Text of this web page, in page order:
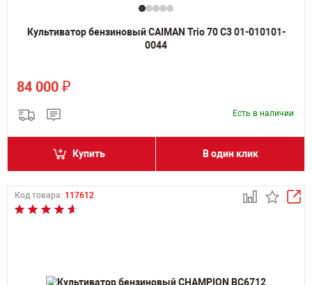
Культиватор бензиновый CAIMAN Trio 70 C3 01-010101-
0044
84 000 ₽
Есть в наличии
Купить В один клик
Код товара: 117612